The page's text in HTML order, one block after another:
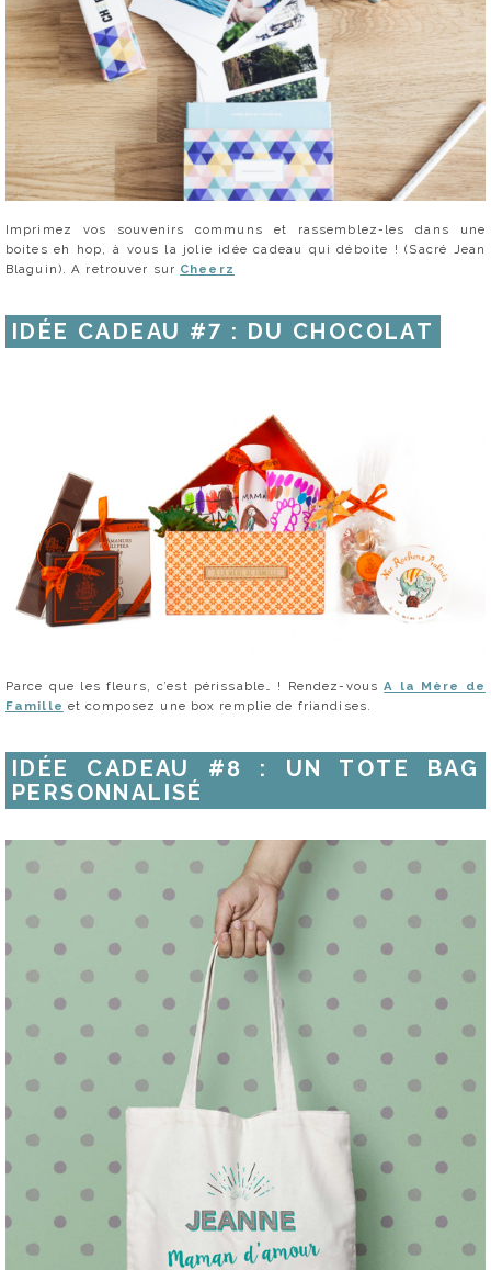
Imprimez vos souvenirs communs et rassemblez-les dans une
boites eh hop, à vous la jolie idée cadeau qui déboite ! (Sacré Jean
Blaguin). A retrouver sur Cheerz
IDÉE CADEAU #7 : DU CHOCOLAT
Parce que les fleurs, c’est périssable… ! Rendez-vousA la Mère de
Famille et composez une box remplie de friandises.
IDÉE CADEAU #8 : UN TOTE BAG
PERSONNALISÉ